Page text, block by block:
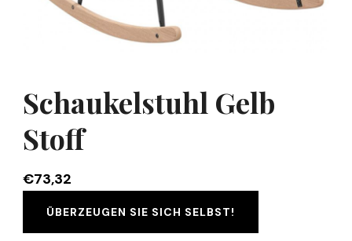
Schaukelstuhl Gelb
Stoff
€73,32
ÜBERZEUGEN SIE SICH SELBST!